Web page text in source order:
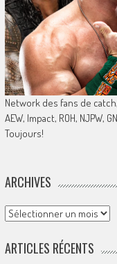
Network des fans de
AEW, Impact, ROH, NJPW,
Toujours!
ARCHIVES
Archives
ARTICLES RÉCENTS